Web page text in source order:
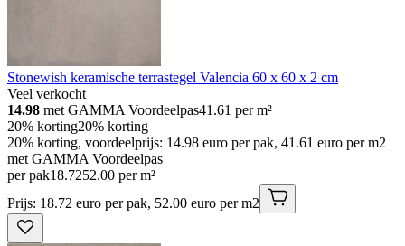
Stonewish keramische terrastegel Valencia 60 x 60 x 2 cm
Veel verkocht
14.98 met GAMMA Voordeelpas41.61 per m²
20% korting20% korting
20% korting, voordeelprijs: 14.98 euro per pak, 41.61 euro per m2
met GAMMA Voordeelpas
per pak18.7252.00 per m²
Prijs: 18.72 euro per pak, 52.00 euro per m2